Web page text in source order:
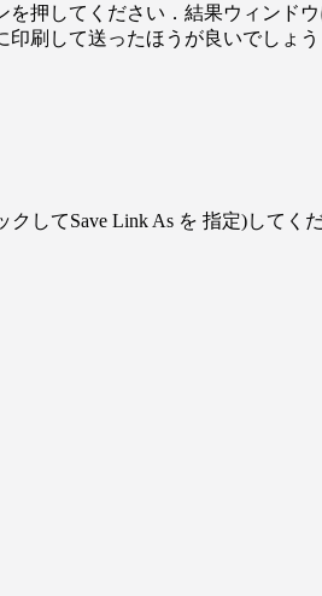
押してください．結果ウィンド
刷して送ったほうが良いでしょ
してSave Link As を 指定)してく